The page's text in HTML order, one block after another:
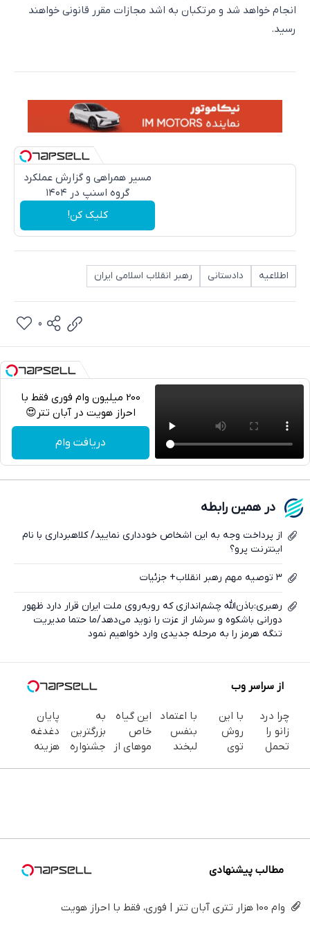
انجام خواهد شد و مرتکبان به اشد مجازات مقرر قانونی خواهند
رسید.
مسیر همراهی و گزارش عملکرد
گروه اسنپ در ۱۴۰۴
کلیک کن!
اطلاعیه دادستانی رهبر انقلاب اسلامی ایران
واتساپ
0
200 میلیون وام فوری فقط با
احراز هویت در آبان تتر😍
دریافت وام
در همین رابطه
از پرداخت وجه به این اشخاص خودداری نمایید/ کلاهبرداری با نام
اینترنت پرو؟
۳ توصیه مهم رهبر انقلاب+ جزئیات
رهبری:باذن‌الله چشم‌اندازی که رو‌به‌روی ملت ایران قرار دارد ظهور
دورانی باشکوه و سرشار از عزت را نوید می‌دهد/ما حتما مدیریت
تنگه هرمز را به مرحله جدیدی وارد خواهیم نمود
از سراسر وب
چرا درد
زانو را
تحمل
کن
با این
روش
توی
با اعتماد
بنفس
لبخند
این گیاه
خاص
موهای از
به
بزرگترین
جشنواره
پایان
دغدغه
هزینه
کننده
مطالب پیشنهادی
وام 100 هزار تتری آبان تتر | فوری، فقط با احراز هویت